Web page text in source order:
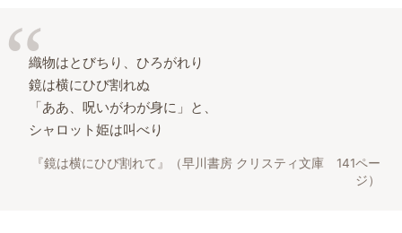
織物はとびちり、ひろがれり
鏡は横にひび割れぬ
「ああ、呪いがわが身に」と、
シャロット姫は叫べり
『鏡は横にひび割れて』（早川書房 クリスティ文庫 141ペー
ジ）